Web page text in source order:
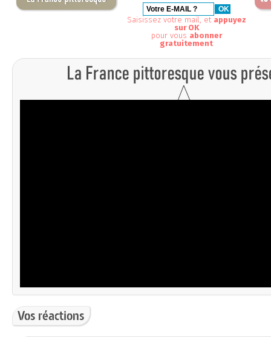
Saisissez votre mail, et appuyez
sur OK
pour vous abonner
gratuitement
Vos réactions